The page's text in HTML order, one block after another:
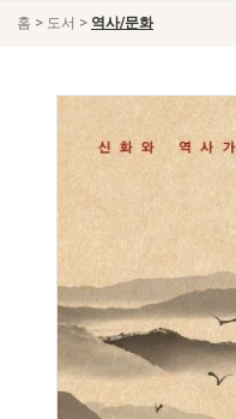
홈 > 도서 > 역사/문화